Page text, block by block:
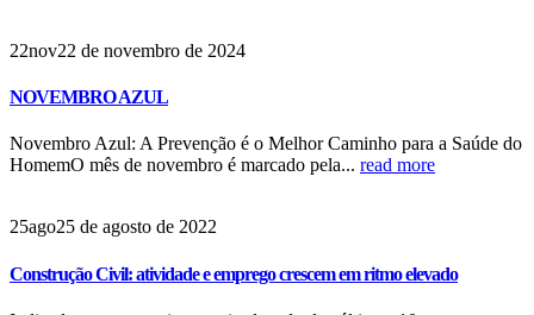
22nov22 de novembro de 2024
NOVEMBRO AZUL
Novembro Azul: A Prevenção é o Melhor Caminho para a Saúde do
HomemO mês de novembro é marcado pela... read more
25ago25 de agosto de 2022
Construção Civil: atividade e emprego crescem em ritmo elevado